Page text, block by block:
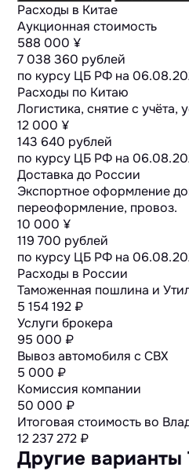
Расходы в Китае
Аукционная стоимость
588 000 ¥
7 038 360 рублей
по курсу ЦБ РФ на
Расходы по Китаю
Логистика, снятие с учёта,
12 000 ¥
143 640 рублей
по курсу ЦБ РФ на
Доставка до России
Экспортное оформление
переоформление, провоз.
10 000 ¥
119 700 рублей
по курсу ЦБ РФ на
Расходы в России
Таможенная пошлина и
5 154 192 ₽
Услуги брокера
95 000 ₽
Вывоз автомобиля с СВХ
5 000 ₽
Комиссия компании
50 000 ₽
Итоговая стоимость во
12 237 272 ₽
Другие